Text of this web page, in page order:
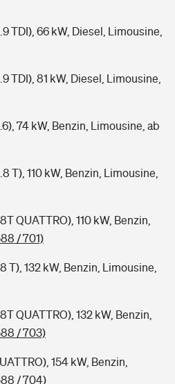
finden
für deine Kids
eingestuft
TDI), 66 kW, Diesel, Limousine,
TDI), 81 kW, Diesel, Limousine,
74 kW, Benzin, Limousine, ab
T), 110 kW, Benzin, Limousine,
QUATTRO), 110 kW, Benzin,
/ 701)
T), 132 kW, Benzin, Limousine,
QUATTRO), 132 kW, Benzin,
/ 703)
154 kW, Benzin,
/ 704)